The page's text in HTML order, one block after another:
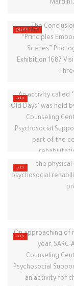
أخبار الفروع
حلب
حلب
حلب